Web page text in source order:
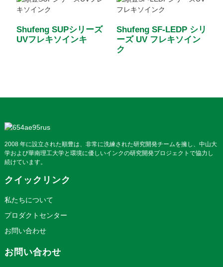
Shufeng SUPシリーズ
UVフレキソインキ
Shufeng SF-LEDP シリ
ーズ UV フレキソイン
ク
2008 年に設立された順豊は、非常に洗練された研究開発チームを擁し、中山大
学および華南理工大学と環境に優しいインクの研究開発プロジェクトで協力し
続けています。
クイックリンク
私たちについて
プロダクトセンター
お問い合わせ
お問い合わせ